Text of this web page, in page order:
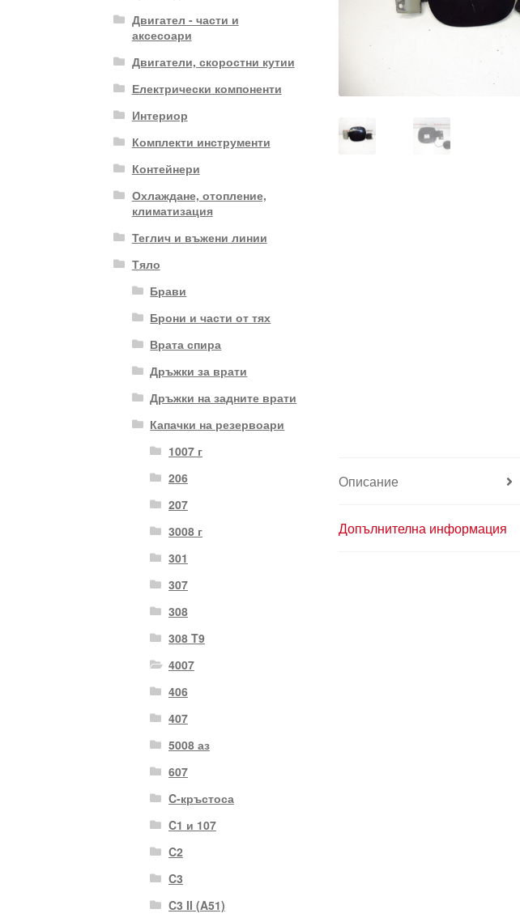
Описание
Допълнителна информация
Двигател - части и
аксесоари
Двигатели, скоростни кутии
Електрически компоненти
Интериор
Комплекти инструменти
Контейнери
Охлаждане, отопление,
климатизация
Теглич и въжени линии
Тяло
Брави
Брони и части от тях
Врата спира
Дръжки за врати
Дръжки на задните врати
Капачки на резервоари
1007 г
206
207
3008 г
301
307
308
308 T9
4007
406
407
5008 аз
607
C-кръстоса
C1 и 107
C2
C3
C3 II (A51)